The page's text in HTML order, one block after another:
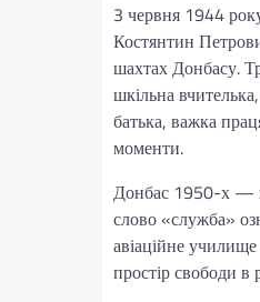
3 червня 1944
Костянтин
шахтах Донбасу.
шкільна
батька, важка
моменти.
Донбас 1950-х —
слово «служба»
авіаційне
простір свободи в